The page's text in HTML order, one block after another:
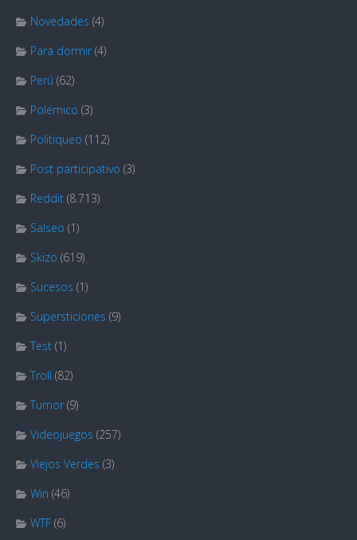
Novedades (4)
Para dormir (4)
Perú (62)
Polémico (3)
Politiqueo (112)
Post participativo (3)
Reddit (8.713)
Salseo (1)
Skizo (619)
Sucesos (1)
Supersticiones (9)
Test (1)
Troll (82)
Tumor (9)
Videojuegos (257)
Viejos Verdes (3)
Win (46)
WTF (6)